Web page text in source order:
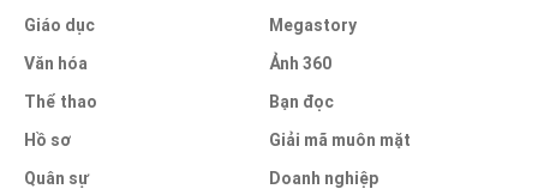
Giáo dục
Văn hóa
Thể thao
Hồ sơ
Quân sự
Megastory
Ảnh 360
Bạn đọc
Giải mã muôn mặt
Doanh nghiệp